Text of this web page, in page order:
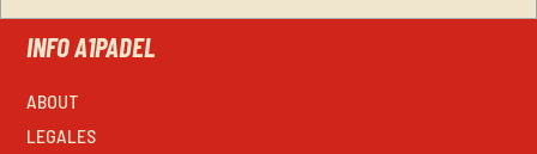
INFO A1PADEL
ABOUT
LEGALES